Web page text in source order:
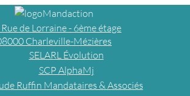
Rue de Lorraine - 6ème étage
Charleville-Mézières
SELARL Évolution
SCP AlphaMj
Ruffin Mandataires & Associés